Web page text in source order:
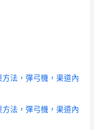
法，彈弓機，渠道內
法，彈弓機，渠道內